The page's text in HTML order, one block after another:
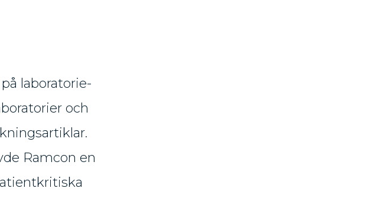
laboratorie-
och
Ramcon en